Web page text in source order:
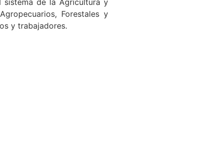
Forestales y
y trabajadores.